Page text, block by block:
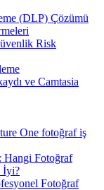
(DLP) Çözümü
Risk
ve Camtasia
One fotoğraf iş
Hangi Fotoğraf
İyi?
Fotoğraf